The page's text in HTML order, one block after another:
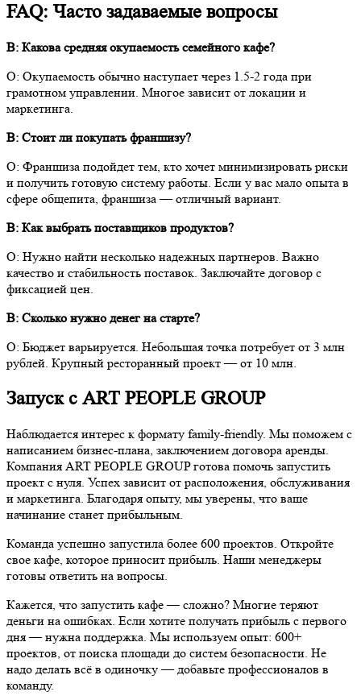
FAQ: Часто задаваемые вопросы
В: Какова средняя окупаемость семейного кафе?
О: Окупаемость обычно наступает через 1.5-2 года при
грамотном управлении. Многое зависит от локации и
маркетинга.
В: Стоит ли покупать франшизу?
О: Франшиза подойдет тем, кто хочет минимизировать риски
и получить готовую систему работы. Если у вас мало опыта в
сфере общепита, франшиза— отличный вариант.
В: Как выбрать поставщиков продуктов?
О: Нужно найти несколько надежных партнеров. Важно
качество и стабильность поставок. Заключайте договор с
фиксацией цен.
В: Сколько нужно денег на старте?
О: Бюджет варьируется. Небольшая точка потребует от 3 млн
рублей. Крупный ресторанный проект — от 10 млн.
Запуск с ART PEOPLE GROUP
Наблюдается интерес к формату family-friendly. Мы поможем с
написанием бизнес-плана, заключением договора аренды.
Компания ART PEOPLE GROUP готова помочь запустить
проект с нуля. Успех зависит от расположения, обслуживания
и маркетинга. Благодаря опыту, мы уверены, что ваше
начинание станет прибыльным.
Команда успешно запустила более 600 проектов. Откройте
свое кафе, которое приносит прибыль. Наши менеджеры
готовы ответить на вопросы.
Кажется, что запустить кафе— сложно? Многие теряют
деньги на ошибках. Если хотите получать прибыль с первого
дня — нужна поддержка. Мы используем опыт: 600+
проектов, от поиска площади до систем безопасности. Не
надо делать всё в одиночку — добавьте профессионалов в
команду.